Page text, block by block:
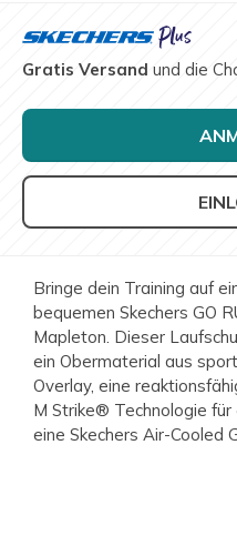
Gratis Versand und die
Bringe dein Training auf
bequemen Skechers GO
Mapleton. Dieser
ein Obermaterial aus
Overlay, eine
M Strike® Technologie
eine Skechers Air-Cooled